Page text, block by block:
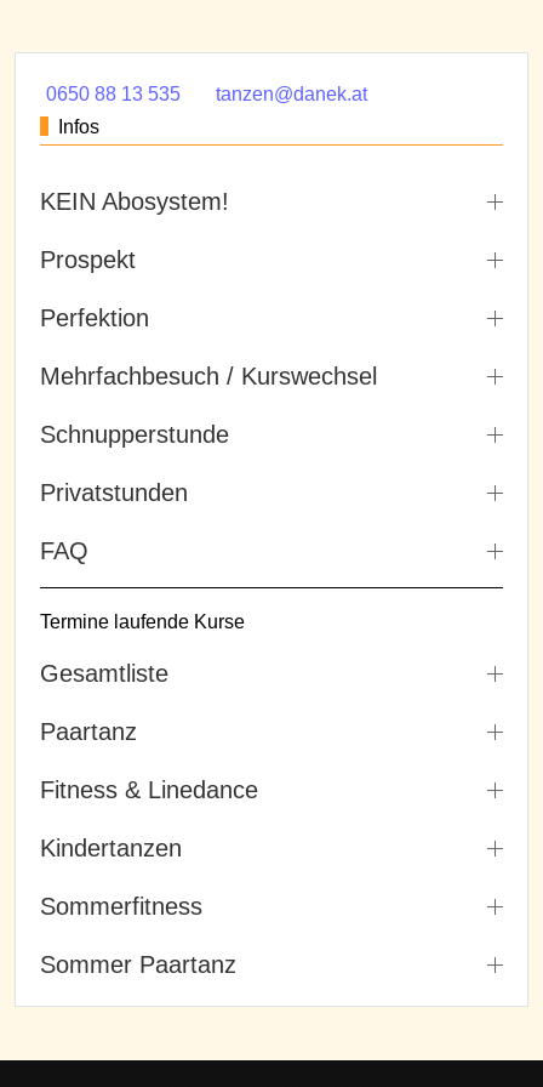
0650 88 13 535
tanzen@danek.at
Infos
KEIN Abosystem!
Prospekt
Perfektion
Mehrfachbesuch / Kurswechsel
Schnupperstunde
Privatstunden
FAQ
Termine laufende Kurse
Gesamtliste
Paartanz
Fitness & Linedance
Kindertanzen
Sommerfitness
Sommer Paartanz